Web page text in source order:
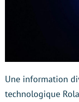
Une information
technologique